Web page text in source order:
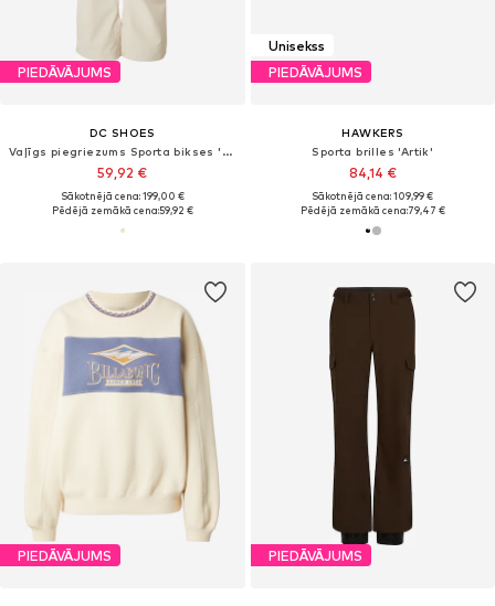
PIEDĀVĀJUMS
DC SHOES
Vaļīgs piegriezums Sporta bikses 'NONCHALANT'
59,92 €
Sākotnējā cena: 199,00 €
Pēdējā zemākā cena:59,92 €
Unisekss
PIEDĀVĀJUMS
HAWKERS
Sporta brilles 'Artik'
84,14 €
Sākotnējā cena: 109,99 €
Pēdējā zemākā cena:79,47 €
PIEDĀVĀJUMS PIEDĀVĀJUMS